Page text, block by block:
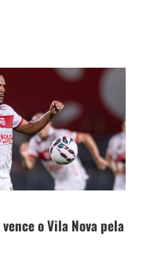
o Vila Nova pela